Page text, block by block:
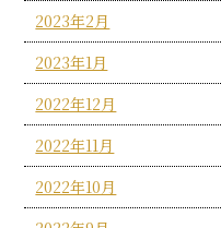
2023年2月
2023年1月
2022年12月
2022年11月
2022年10月